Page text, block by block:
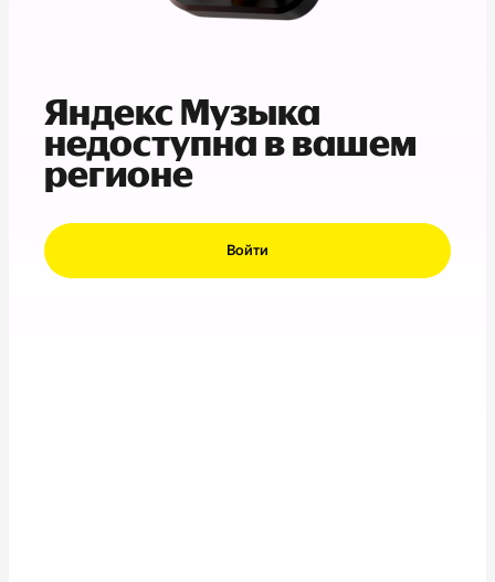
Яндекс Музыка
недоступна в вашем
регионе
Войти